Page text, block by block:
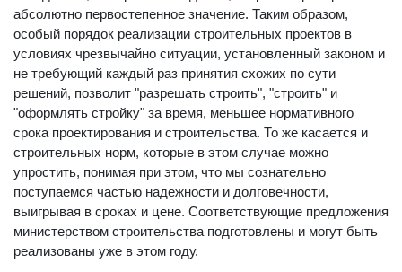
наводнения, пожара или эпидемии, скорость приобретает
абсолютно первостепенное значение. Таким образом,
особый порядок реализации строительных проектов в
условиях чрезвычайно ситуации, установленный законом и
не требующий каждый раз принятия схожих по сути
решений, позволит "разрешать строить", "строить" и
"оформлять стройку" за время, меньшее нормативного
срока проектирования и строительства. То же касается и
строительных норм, которые в этом случае можно
упростить, понимая при этом, что мы сознательно
поступаемся частью надежности и долговечности,
выигрывая в сроках и цене. Соответствующие предложения
министерством строительства подготовлены и могут быть